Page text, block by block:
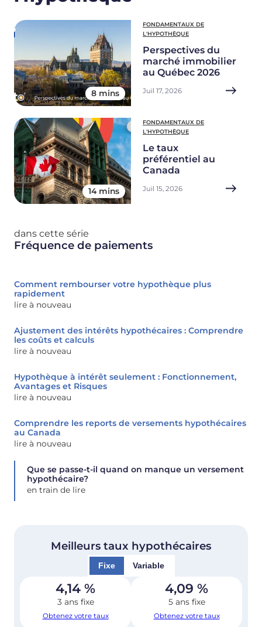
8 mins
FONDAMENTAUX DE
L'HYPOTHÈQUE
Perspectives du
marché immobilier
au Québec 2026
Juil 17, 2026
14 mins
FONDAMENTAUX DE
L'HYPOTHÈQUE
Le taux
préférentiel au
Canada
Juil 15, 2026
dans cette série
Fréquence de paiements
Comment rembourser votre hypothèque plus
rapidement
lire à nouveau
Ajustement des intérêts hypothécaires : Comprendre
les coûts et calculs
lire à nouveau
Hypothèque à intérêt seulement : Fonctionnement,
Avantages et Risques
lire à nouveau
Comprendre les reports de versements hypothécaires
au Canada
lire à nouveau
Que se passe-t-il quand on manque un versement
hypothécaire?
en train de lire
Meilleurs taux hypothécaires
Fixe Variable
4,14 %
3 ans fixe
Obtenez votre taux
4,09 %
5 ans fixe
Obtenez votre taux